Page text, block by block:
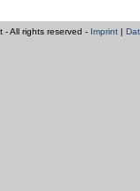
All rights reserved - Imprint |